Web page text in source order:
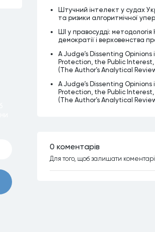
Штучний інтелект у судах
та ризики алгоритмічної
ШІ у правосудді: методологія
демократії і верховенства
A Judge’s Dissenting
Protection, the Public
(The Author’s Analytical
A Judge’s Dissenting
Protection, the Public
(The Author’s Analytical
0 коментарiв
Для того, щоб залишати